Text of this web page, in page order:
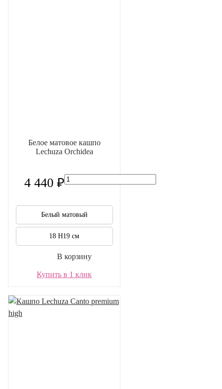
Белое матовое кашпо
Lechuza Orchidea
4 440 ₽
Белый матовый
18 H19 см
В корзину
Купить в 1 клик